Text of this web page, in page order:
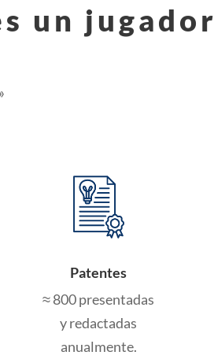
un jugador
Patentes
≈ 800 presentadas
y redactadas
anualmente.